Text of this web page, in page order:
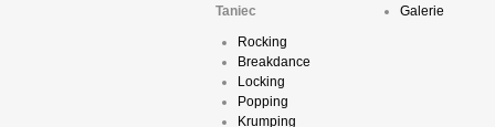
Taniec
Rocking
Breakdance
Locking
Popping
Krumping
Galerie